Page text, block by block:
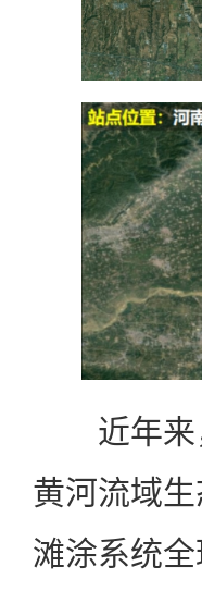
近年来，
黄河流域
滩涂系统